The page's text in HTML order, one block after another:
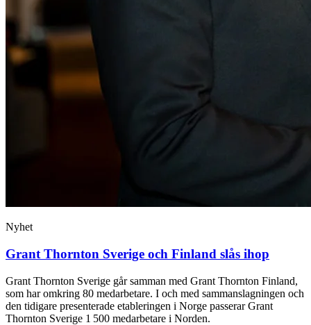
Nyhet
Grant Thornton Sverige och Finland slås ihop
Grant Thornton Sverige går samman med Grant Thornton Finland,
som har omkring 80 medarbetare. I och med sammanslagningen och
den tidigare presenterade etableringen i Norge passerar Grant
Thornton Sverige 1 500 medarbetare i Norden.